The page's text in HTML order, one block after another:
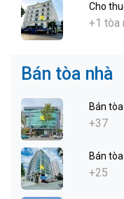
Cho
+1 tòa
Bán tòa nhà
Bán
+37
Bán
+25